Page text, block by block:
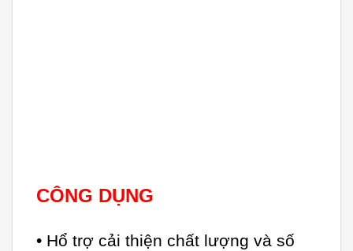
CÔNG DỤNG
• Hổ trợ cải thiện chất lượng và số